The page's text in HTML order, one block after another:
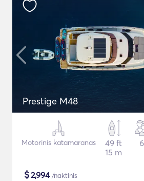
Prestige M48
Motorinis katamaranas
49 ft
15 m
6
$2,994/naktinis